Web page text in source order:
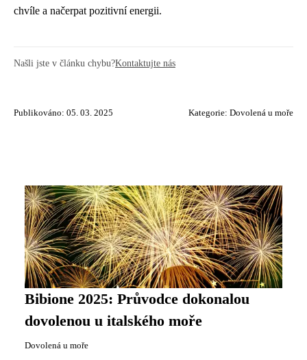
chvíle a načerpat pozitivní energii.
Našli jste v článku chybu?Kontaktujte nás
Publikováno: 05. 03. 2025 Kategorie: Dovolená u moře
Bibione 2025: Průvodce dokonalou
dovolenou u italského moře
Dovolená u moře